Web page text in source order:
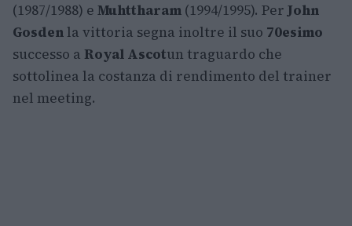
(1987/1988) e Muhttharam (1994/1995). PerJohn
Gosden la vittoria segna inoltre il suo 70esimo
successo a Royal Ascotun traguardo che
sottolinea la costanza di rendimento del trainer
nel meeting.